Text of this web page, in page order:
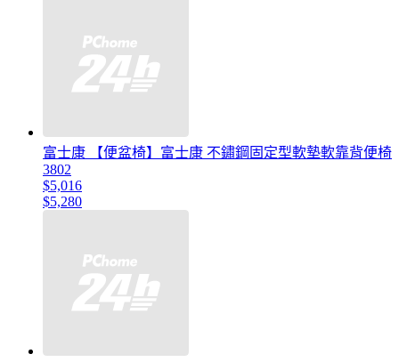
富士康 【便盆椅】富士康 不鏽鋼固定型軟墊軟靠背便椅
3802
$5,016
$5,280